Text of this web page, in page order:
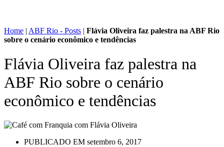
Home | ABF Rio - Posts | Flávia Oliveira faz palestra na ABF Rio
sobre o cenário econômico e tendências
Flávia Oliveira faz palestra na
ABF Rio sobre o cenário
econômico e tendências
PUBLICADO EM setembro 6, 2017